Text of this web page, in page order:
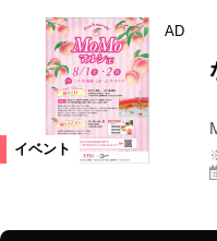
イベント
AD